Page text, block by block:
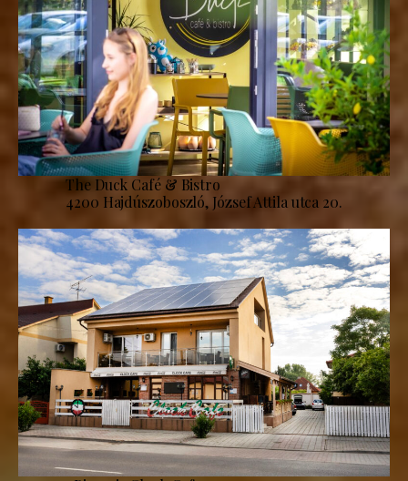
The Duck Café & Bistro
4200 Hajdúszoboszló, József Attila utca 20.